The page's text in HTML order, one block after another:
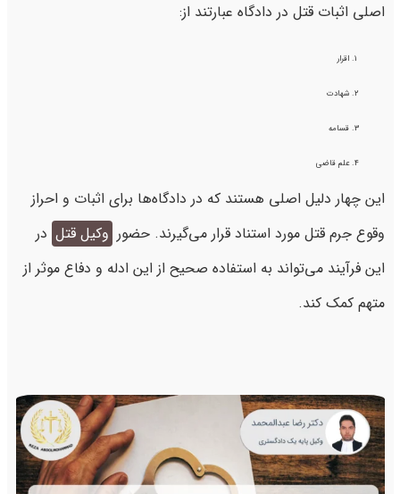
اصلی اثبات قتل در دادگاه عبارتند از:
اقرار
شهادت
قسامه
علم قاضی
این چهار دلیل اصلی هستند که در دادگاه‌ها برای اثبات و احراز
وقوع جرم قتل مورد استناد قرار می‌گیرند. حضور وکیل قتل در
این فرآیند می‌تواند به استفاده صحیح از این ادله و دفاع موثر از
متهم کمک کند.